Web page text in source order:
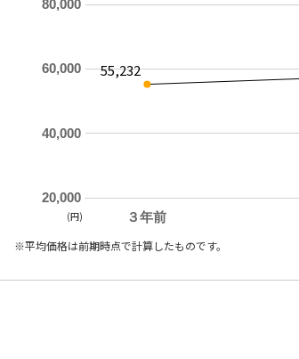
３年前
20,000
40,000
60,000
80,000
55,232
(円)
※平均価格は前期時点で計算したものです。